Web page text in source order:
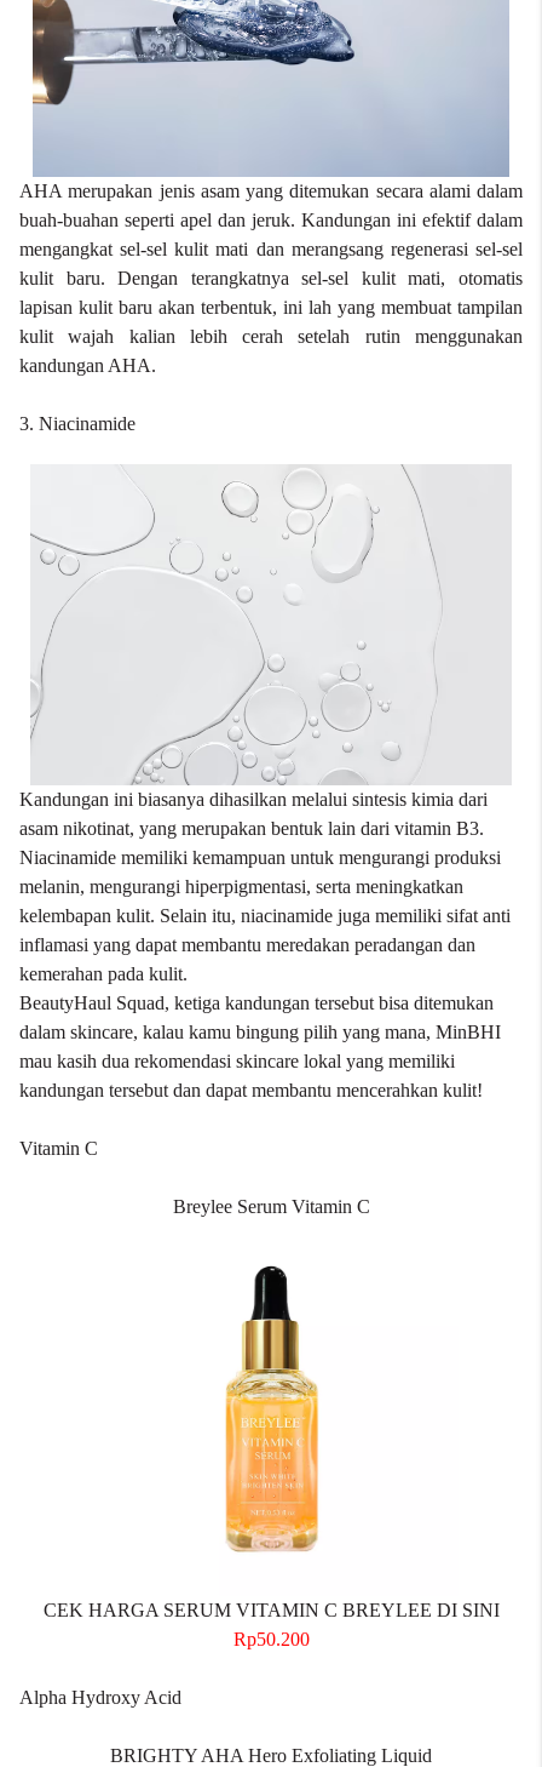
AHA merupakan jenis asam yang ditemukan secara alami dalam
buah-buahan seperti apel dan jeruk. Kandungan ini efektif dalam
mengangkat sel-sel kulit mati dan merangsang regenerasi sel-sel
kulit baru. Dengan terangkatnya sel-sel kulit mati, otomatis
lapisan kulit baru akan terbentuk, ini lah yang membuat tampilan
kulit wajah kalian lebih cerah setelah rutin menggunakan
kandungan AHA.
3. Niacinamide
Kandungan ini biasanya dihasilkan melalui sintesis kimia dari
asam nikotinat, yang merupakan bentuk lain dari vitamin B3.
Niacinamide memiliki kemampuan untuk mengurangi produksi
melanin, mengurangi hiperpigmentasi, serta meningkatkan
kelembapan kulit. Selain itu, niacinamide juga memiliki sifat anti
inflamasi yang dapat membantu meredakan peradangan dan
kemerahan pada kulit.
BeautyHaul Squad, ketiga kandungan tersebut bisa ditemukan
dalam skincare, kalau kamu bingung pilih yang mana, MinBHI
mau kasih dua rekomendasi skincare lokal yang memiliki
kandungan tersebut dan dapat membantu mencerahkan kulit!
Vitamin C
Breylee Serum Vitamin C
CEK HARGA SERUM VITAMIN C BREYLEE DI SINI
Rp50.200
Alpha Hydroxy Acid
BRIGHTY AHA Hero Exfoliating Liquid